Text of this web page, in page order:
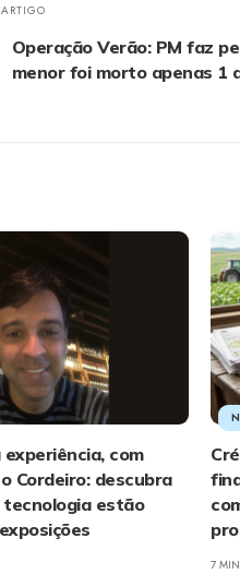
Operação Verão: PM faz
menor foi morto apenas 1
com
Cordeiro: descubra
estão
7